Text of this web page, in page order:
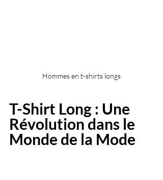
Hommes en t-shirts longs
T-Shirt Long : Une
Révolution dans le
Monde de la Mode